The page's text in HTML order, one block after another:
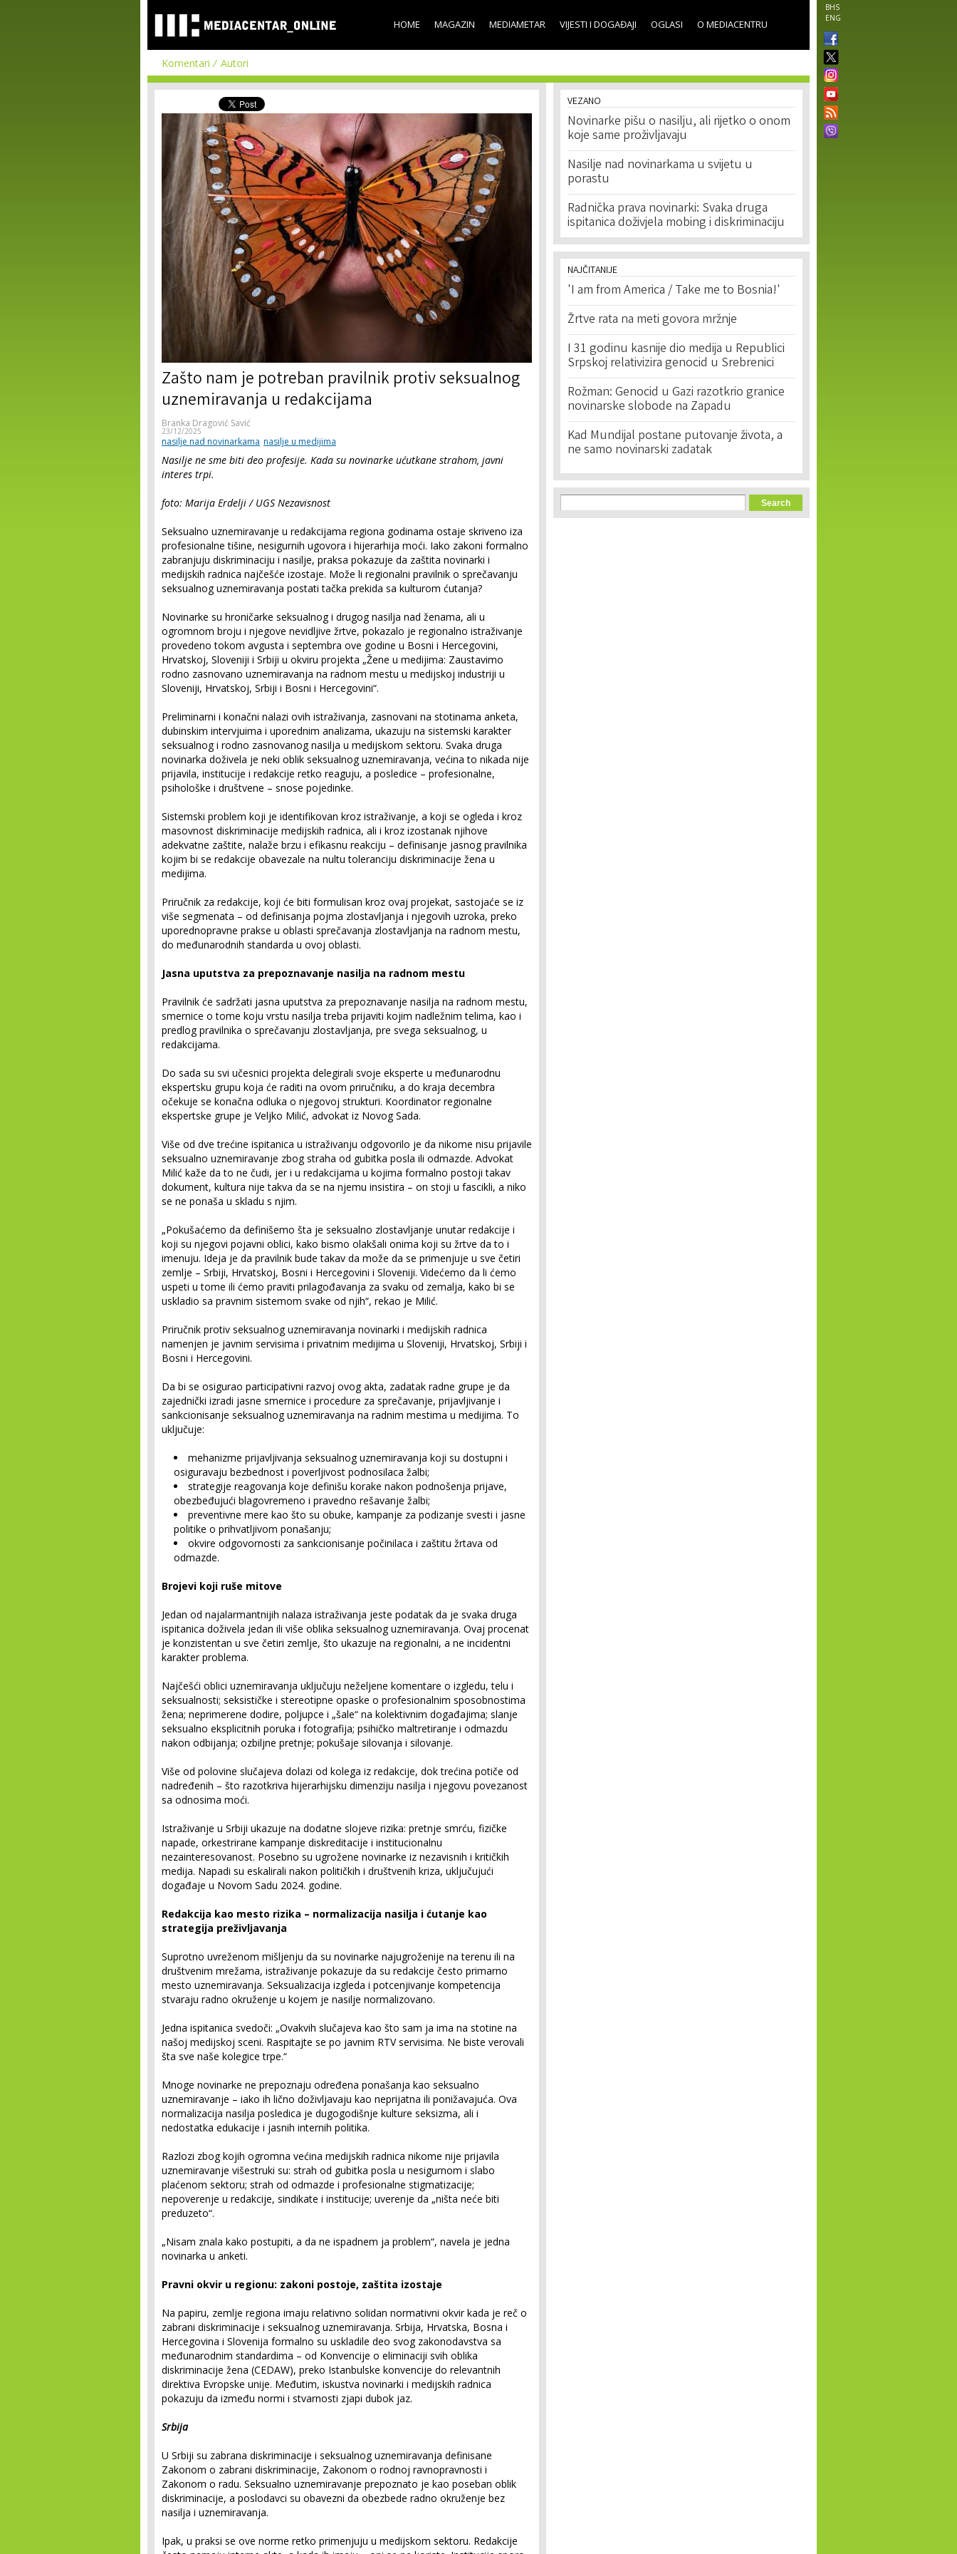
main
content
BHS
ENG
HOME MAGAZIN MEDIAMETAR VIJESTI I DOGAĐAJI OGLASI O MEDIACENTRU
Komentari Autori
Zašto nam je potreban pravilnik protiv seksualnog
uznemiravanja u redakcijama
Branka Dragović Savić
23/12/2025
nasilje nad novinarkama nasilje u medijima
Nasilje ne sme biti deo profesije. Kada su novinarke ućutkane strahom, javni
interes trpi.
foto: Marija Erdelji / UGS Nezavisnost
Seksualno uznemiravanje u redakcijama regiona godinama ostaje skriveno iza
profesionalne tišine, nesigurnih ugovora i hijerarhija moći. Iako zakoni formalno
zabranjuju diskriminaciju i nasilje, praksa pokazuje da zaštita novinarki i
medijskih radnica najčešće izostaje. Može li regionalni pravilnik o sprečavanju
seksualnog uznemiravanja postati tačka prekida sa kulturom ćutanja?
Novinarke su hroničarke seksualnog i drugog nasilja nad ženama, ali u
ogromnom broju i njegove nevidljive žrtve, pokazalo je regionalno istraživanje
provedeno tokom avgusta i septembra ove godine u Bosni i Hercegovini,
Hrvatskoj, Sloveniji i Srbiji u okviru projekta „Žene u medijima: Zaustavimo
rodno zasnovano uznemiravanja na radnom mestu u medijskoj industriji u
Sloveniji, Hrvatskoj, Srbiji i Bosni i Hercegovini“.
Preliminarni i konačni nalazi ovih istraživanja, zasnovani na stotinama anketa,
dubinskim intervjuima i uporednim analizama, ukazuju na sistemski karakter
seksualnog i rodno zasnovanog nasilja u medijskom sektoru. Svaka druga
novinarka doživela je neki oblik seksualnog uznemiravanja, većina to nikada nije
prijavila, institucije i redakcije retko reaguju, a posledice – profesionalne,
psihološke i društvene – snose pojedinke.
Sistemski problem koji je identifikovan kroz istraživanje, a koji se ogleda i kroz
masovnost diskriminacije medijskih radnica, ali i kroz izostanak njihove
adekvatne zaštite, nalaže brzu i efikasnu reakciju – definisanje jasnog pravilnika
kojim bi se redakcije obavezale na nultu toleranciju diskriminacije žena u
medijima.
Priručnik za redakcije, koji će biti formulisan kroz ovaj projekat, sastojaće se iz
više segmenata – od definisanja pojma zlostavljanja i njegovih uzroka, preko
uporednopravne prakse u oblasti sprečavanja zlostavljanja na radnom mestu,
do međunarodnih standarda u ovoj oblasti.
Jasna uputstva za prepoznavanje nasilja na radnom mestu
Pravilnik će sadržati jasna uputstva za prepoznavanje nasilja na radnom mestu,
smernice o tome koju vrstu nasilja treba prijaviti kojim nadležnim telima, kao i
predlog pravilnika o sprečavanju zlostavljanja, pre svega seksualnog, u
redakcijama.
Do sada su svi učesnici projekta delegirali svoje eksperte u međunarodnu
ekspertsku grupu koja će raditi na ovom priručniku, a do kraja decembra
očekuje se konačna odluka o njegovoj strukturi. Koordinator regionalne
ekspertske grupe je Veljko Milić, advokat iz Novog Sada.
Više od dve trećine ispitanica u istraživanju odgovorilo je da nikome nisu prijavile
seksualno uznemiravanje zbog straha od gubitka posla ili odmazde. Advokat
Milić kaže da to ne čudi, jer i u redakcijama u kojima formalno postoji takav
dokument, kultura nije takva da se na njemu insistira – on stoji u fascikli, a niko
se ne ponaša u skladu s njim.
„Pokušaćemo da definišemo šta je seksualno zlostavljanje unutar redakcije i
koji su njegovi pojavni oblici, kako bismo olakšali onima koji su žrtve da to i
imenuju. Ideja je da pravilnik bude takav da može da se primenjuje u sve četiri
zemlje – Srbiji, Hrvatskoj, Bosni i Hercegovini i Sloveniji. Videćemo da li ćemo
uspeti u tome ili ćemo praviti prilagođavanja za svaku od zemalja, kako bi se
uskladio sa pravnim sistemom svake od njih“, rekao je Milić.
Priručnik protiv seksualnog uznemiravanja novinarki i medijskih radnica
namenjen je javnim servisima i privatnim medijima u Sloveniji, Hrvatskoj, Srbiji i
Bosni i Hercegovini.
Da bi se osigurao participativni razvoj ovog akta, zadatak radne grupe je da
zajednički izradi jasne smernice i procedure za sprečavanje, prijavljivanje i
sankcionisanje seksualnog uznemiravanja na radnim mestima u medijima. To
uključuje:
mehanizme prijavljivanja seksualnog uznemiravanja koji su dostupni i
osiguravaju bezbednost i poverljivost podnosilaca žalbi;
strategije reagovanja koje definišu korake nakon podnošenja prijave,
obezbeđujući blagovremeno i pravedno rešavanje žalbi;
preventivne mere kao što su obuke, kampanje za podizanje svesti i jasne
politike o prihvatljivom ponašanju;
okvire odgovornosti za sankcionisanje počinilaca i zaštitu žrtava od
odmazde.
Brojevi koji ruše mitove
Jedan od najalarmantnijih nalaza istraživanja jeste podatak da je svaka druga
ispitanica doživela jedan ili više oblika seksualnog uznemiravanja. Ovaj procenat
je konzistentan u sve četiri zemlje, što ukazuje na regionalni, a ne incidentni
karakter problema.
Najčešći oblici uznemiravanja uključuju neželjene komentare o izgledu, telu i
seksualnosti; seksističke i stereotipne opaske o profesionalnim sposobnostima
žena; neprimerene dodire, poljupce i „šale“ na kolektivnim događajima; slanje
seksualno eksplicitnih poruka i fotografija; psihičko maltretiranje i odmazdu
nakon odbijanja; ozbiljne pretnje; pokušaje silovanja i silovanje.
Više od polovine slučajeva dolazi od kolega iz redakcije, dok trećina potiče od
nadređenih – što razotkriva hijerarhijsku dimenziju nasilja i njegovu povezanost
sa odnosima moći.
Istraživanje u Srbiji ukazuje na dodatne slojeve rizika: pretnje smrću, fizičke
napade, orkestrirane kampanje diskreditacije i institucionalnu
nezainteresovanost. Posebno su ugrožene novinarke iz nezavisnih i kritičkih
medija. Napadi su eskalirali nakon političkih i društvenih kriza, uključujući
događaje u Novom Sadu 2024. godine.
Redakcija kao mesto rizika – normalizacija nasilja i ćutanje kao
strategija preživljavanja
Suprotno uvreženom mišljenju da su novinarke najugroženije na terenu ili na
društvenim mrežama, istraživanje pokazuje da su redakcije često primarno
mesto uznemiravanja. Seksualizacija izgleda i potcenjivanje kompetencija
stvaraju radno okruženje u kojem je nasilje normalizovano.
Jedna ispitanica svedoči: „Ovakvih slučajeva kao što sam ja ima na stotine na
našoj medijskoj sceni. Raspitajte se po javnim RTV servisima. Ne biste verovali
šta sve naše kolegice trpe.“
Mnoge novinarke ne prepoznaju određena ponašanja kao seksualno
uznemiravanje – iako ih lično doživljavaju kao neprijatna ili ponižavajuća. Ova
normalizacija nasilja posledica je dugogodišnje kulture seksizma, ali i
nedostatka edukacije i jasnih internih politika.
Razlozi zbog kojih ogromna većina medijskih radnica nikome nije prijavila
uznemiravanje višestruki su: strah od gubitka posla u nesigurnom i slabo
plaćenom sektoru; strah od odmazde i profesionalne stigmatizacije;
nepoverenje u redakcije, sindikate i institucije; uverenje da „ništa neće biti
preduzeto“.
„Nisam znala kako postupiti, a da ne ispadnem ja problem“, navela je jedna
novinarka u anketi.
Pravni okvir u regionu: zakoni postoje, zaštita izostaje
Na papiru, zemlje regiona imaju relativno solidan normativni okvir kada je reč o
zabrani diskriminacije i seksualnog uznemiravanja. Srbija, Hrvatska, Bosna i
Hercegovina i Slovenija formalno su uskladile deo svog zakonodavstva sa
međunarodnim standardima – od Konvencije o eliminaciji svih oblika
diskriminacije žena (CEDAW), preko Istanbulske konvencije do relevantnih
direktiva Evropske unije. Međutim, iskustva novinarki i medijskih radnica
pokazuju da između normi i stvarnosti zjapi dubok jaz.
Srbija
U Srbiji su zabrana diskriminacije i seksualnog uznemiravanja definisane
Zakonom o zabrani diskriminacije, Zakonom o rodnoj ravnopravnosti i
Zakonom o radu. Seksualno uznemiravanje prepoznato je kao poseban oblik
diskriminacije, a poslodavci su obavezni da obezbede radno okruženje bez
nasilja i uznemiravanja.
Ipak, u praksi se ove norme retko primenjuju u medijskom sektoru. Redakcije
VEZANO
Novinarke pišu o nasilju, ali rijetko o onom
koje same proživljavaju
Nasilje nad novinarkama u svijetu u
porastu
Radnička prava novinarki: Svaka druga
ispitanica doživjela mobing i diskriminaciju
NAJČITANIJE
'I am from America / Take me to Bosnia!'
Žrtve rata na meti govora mržnje
I 31 godinu kasnije dio medija u Republici
Srpskoj relativizira genocid u Srebrenici
Rožman: Genocid u Gazi razotkrio granice
novinarske slobode na Zapadu
Kad Mundijal postane putovanje života, a
ne samo novinarski zadatak
Search form
Search